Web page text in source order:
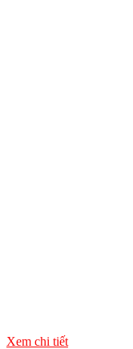
Xem chi tiết